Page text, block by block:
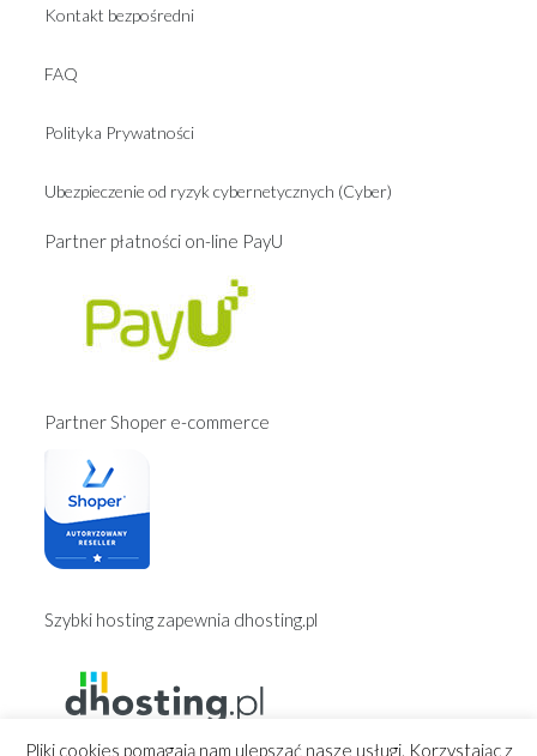
Kontakt bezpośredni
FAQ
Polityka Prywatności
Ubezpieczenie od ryzyk cybernetycznych (Cyber)
Partner płatności on-line PayU
Partner Shoper e-commerce
Szybki hosting zapewnia dhosting.pl
Pliki cookies pomagają nam ulepszać nasze usługi. Korzystając z